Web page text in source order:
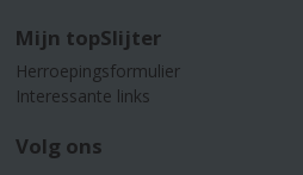
Mijn topSlijter
Herroepingsformulier
Interessante links
Volg ons